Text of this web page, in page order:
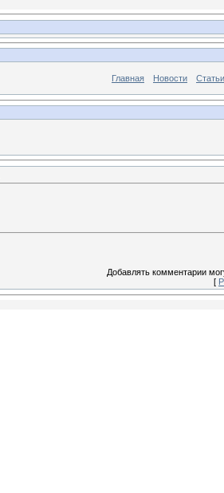
Главная Новости Статьи
Добавлять комментарии
[